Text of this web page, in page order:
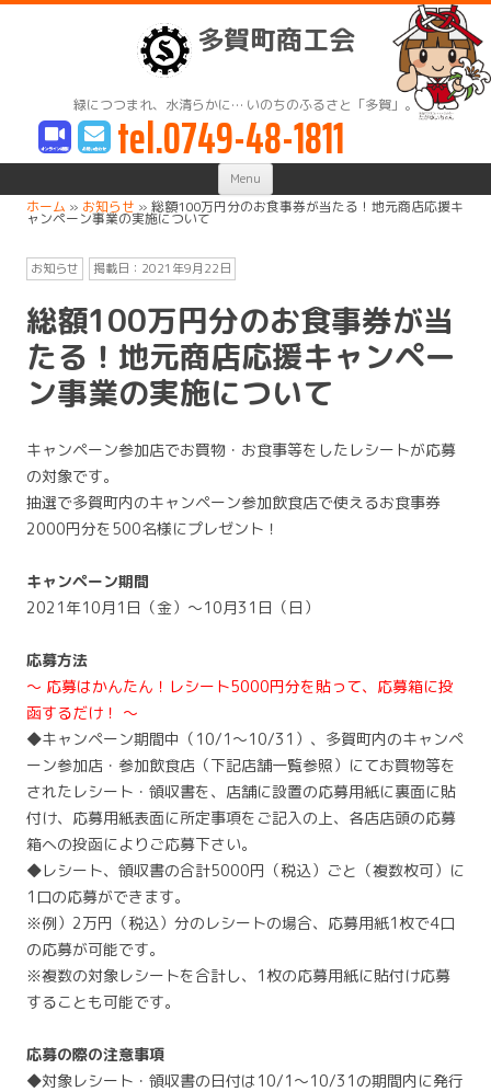
多賀町商工会
緑につつまれ、水清らかに… いのちのふるさと「多賀」。
tel.0749-48-1811
Menu Skip
content
ホーム » お知らせ » 総額100万円分のお食事券が当たる！地元商店応援キ
ャンペーン事業の実施について
お知らせ 掲載日： 2021年9月22日
総額100万円分のお食事券が当
たる！地元商店応援キャンペー
ン事業の実施について
キャンペーン参加店でお買物・お食事等をしたレシートが応募
の対象です。
抽選で多賀町内のキャンペーン参加飲食店で使えるお食事券
2000円分を500名様にプレゼント！
キャンペーン期間
2021年10月1日（金）～10月31日（日）
応募方法
～ 応募はかんたん！レシート5000円分を貼って、応募箱に投
函するだけ！ ～
◆キャンペーン期間中（10/1～10/31）、多賀町内のキャンペ
ーン参加店・参加飲食店（下記店舗一覧参照）にてお買物等を
されたレシート・領収書を、店舗に設置の応募用紙に裏面に貼
付け、応募用紙表面に所定事項をご記入の上、各店店頭の応募
箱への投函によりご応募下さい。
◆レシート、領収書の合計5000円（税込）ごと（複数枚可）に
1口の応募ができます。
※例）2万円（税込）分のレシートの場合、応募用紙1枚で4口
の応募が可能です。
※複数の対象レシートを合計し、1枚の応募用紙に貼付け応募
することも可能です。
応募の際の注意事項
◆対象レシート・領収書の日付は10/1～10/31の期間内に発行